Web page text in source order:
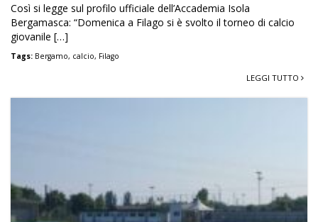
Così si legge sul profilo ufficiale dell’Accademia Isola
Bergamasca: “Domenica a Filago si è svolto il torneo di calcio
giovanile […]
Tags: Bergamo, calcio, Filago
LEGGI TUTTO